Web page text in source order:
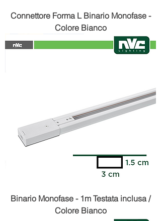
Connettore Forma L Binario Monofase -
Colore Bianco
Binario Monofase - 1m Testata inclusa /
Colore Bianco